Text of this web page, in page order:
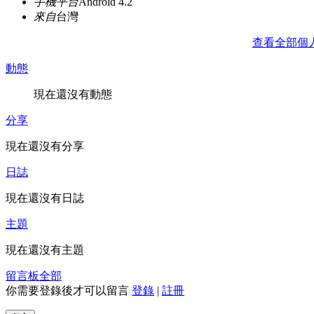
來自台灣
查看全部個
動態
現在還沒有動態
分享
現在還沒有分享
日誌
現在還沒有日誌
主題
現在還沒有主題
留言板全部
你需要登錄後才可以留言 登錄 | 註冊